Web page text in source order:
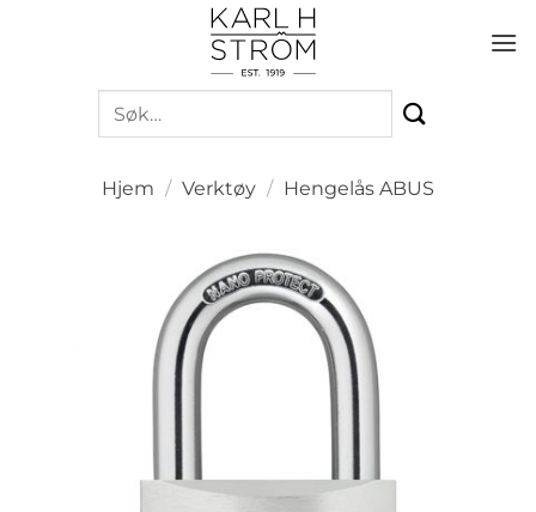
Søk
etter:
Hjem / Verktøy / Hengelås ABUS